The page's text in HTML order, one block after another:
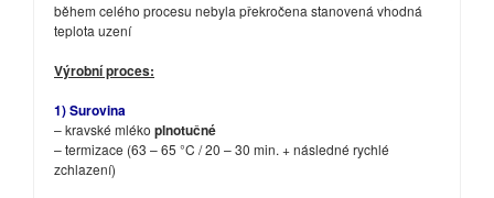
během celého procesu nebyla překročena stanovená vhodná
teplota uzení
Výrobní proces:
1) Surovina
– kravské mléko plnotučné
– termizace (63 – 65 °C / 20 – 30 min. + následné rychlé
zchlazení)